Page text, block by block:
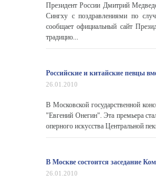
Президент России Дмитрий
Сингху с поздравлениями по
сообщает официальный сайт
традицио...
Российские и китайские певцы
26.01.2010
В Московской государственной
"Евгений Онегин". Эта премьера
оперного искусства Центральной
В Москве состоится заседание
26.01.2010